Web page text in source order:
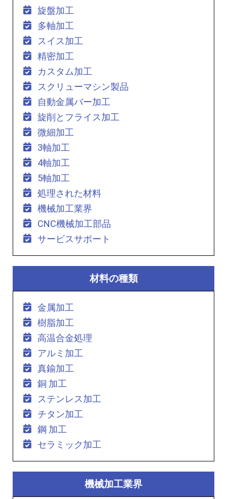
旋盤加工
多軸加工
スイス加工
精密加工
カスタム加工
スクリューマシン製品
自動金属バー加工
旋削とフライス加工
微細加工
3軸加工
4軸加工
5軸加工
処理された材料
機械加工業界
CNC機械加工部品
サービスサポート
材料の種類
金属加工
樹脂加工
高温合金処理
アルミ加工
真鍮加工
銅 加工
ステンレス加工
チタン加工
鋼 加工
セラミック加工
機械加工業界